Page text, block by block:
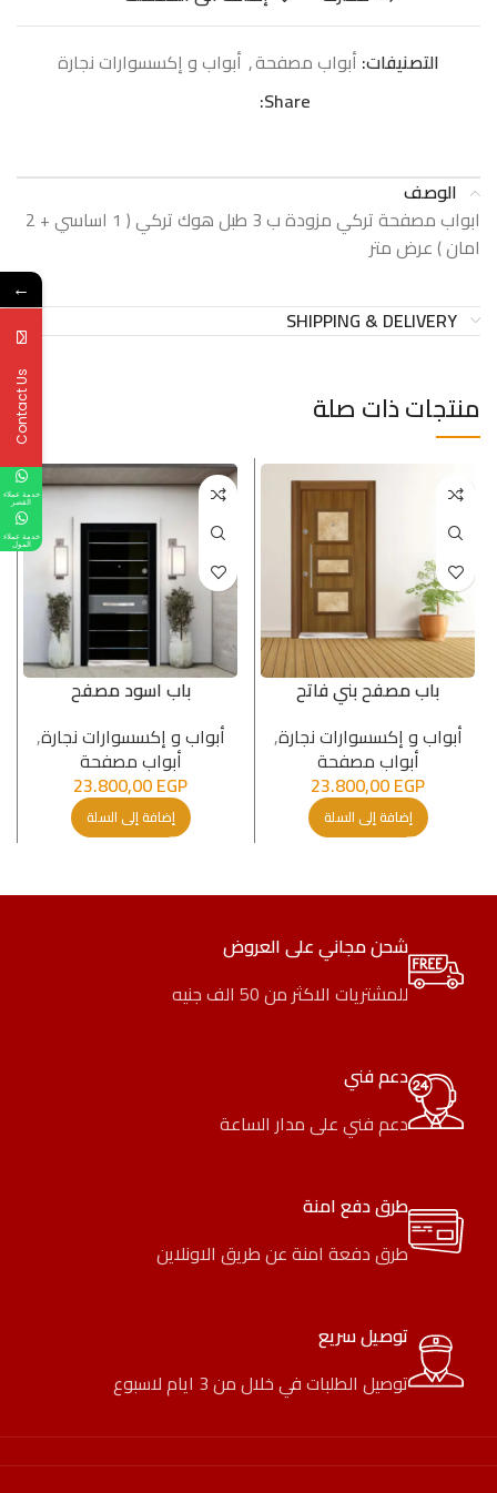
التصنيفات: أبواب مصفحة, أبواب و إكسسوارات نجارة
Share:
الوصف
ابواب مصفحة تركي مزودة ب 3 طبل هوك تركي ( 1 اساسي + 2
امان ) عرض متر
SHIPPING & DELIVERY
منتجات ذات صلة
باب مصفح بني فاتح
أبواب و إكسسوارات نجارة,
أبواب مصفحة
23.800,00EGP
إضافة إلى السلة
باب اسود مصفح
أبواب و إكسسوارات نجارة,
أبواب مصفحة
23.800,00EGP
إضافة إلى السلة
شحن مجاني على العروض
للمشتريات الاكثر من 50 الف جنيه
دعم فني
دعم فني على مدار الساعة
طرق دفع امنة
طرق دفعة امنة عن طريق الاونلاين
توصيل سريع
توصيل الطلبات في خلال من 3 ايام لاسبوع
←
Contact Us
خدمة عملاء
القصر
خدمة عملاء
المول